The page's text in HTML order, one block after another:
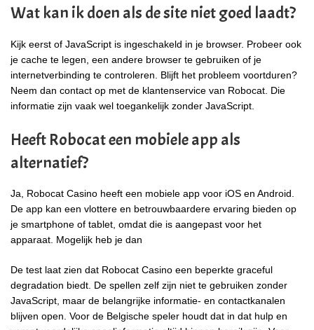
Wat kan ik doen als de site niet goed laadt?
Kijk eerst of JavaScript is ingeschakeld in je browser. Probeer ook
je cache te legen, een andere browser te gebruiken of je
internetverbinding te controleren. Blijft het probleem voortduren?
Neem dan contact op met de klantenservice van Robocat. Die
informatie zijn vaak wel toegankelijk zonder JavaScript.
Heeft Robocat een mobiele app als
alternatief?
Ja, Robocat Casino heeft een mobiele app voor iOS en Android.
De app kan een vlottere en betrouwbaardere ervaring bieden op
je smartphone of tablet, omdat die is aangepast voor het
apparaat. Mogelijk heb je dan
De test laat zien dat Robocat Casino een beperkte graceful
degradation biedt. De spellen zelf zijn niet te gebruiken zonder
JavaScript, maar de belangrijke informatie- en contactkanalen
blijven open. Voor de Belgische speler houdt dat in dat hulp en